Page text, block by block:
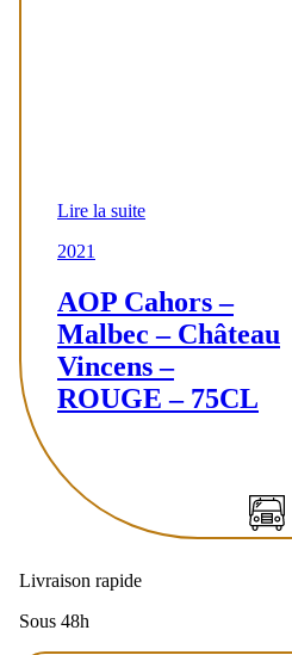
Lire la suite
2021
AOP Cahors –
Malbec – Château
Vincens –
ROUGE – 75CL
Livraison rapide
Sous 48h